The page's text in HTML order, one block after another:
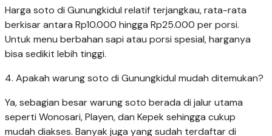
Harga soto di Gunungkidul relatif terjangkau, rata-rata
berkisar antara Rp10.000 hingga Rp25.000 per porsi.
Untuk menu berbahan sapi atau porsi spesial, harganya
bisa sedikit lebih tinggi.
4. Apakah warung soto di Gunungkidul mudah ditemukan?
Ya, sebagian besar warung soto berada di jalur utama
seperti Wonosari, Playen, dan Kepek sehingga cukup
mudah diakses. Banyak juga yang sudah terdaftar di